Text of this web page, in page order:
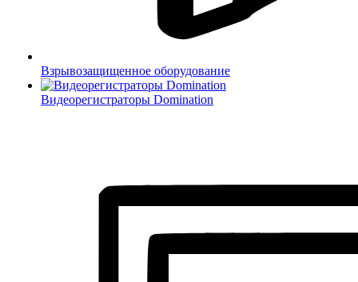
Взрывозащищенное оборудование
Видеорегистраторы Domination